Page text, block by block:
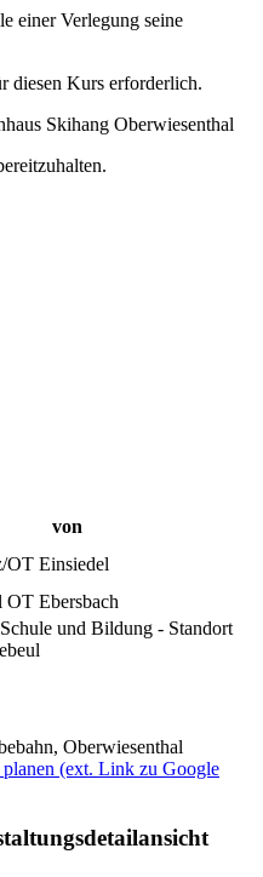
einer Verlegung seine
diesen Kurs erforderlich.
Skihang Oberwiesenthal
von
OT Einsiedel
Ebersbach
und Bildung - Standort
Oberwiesenthal
(ext. Link zu Google